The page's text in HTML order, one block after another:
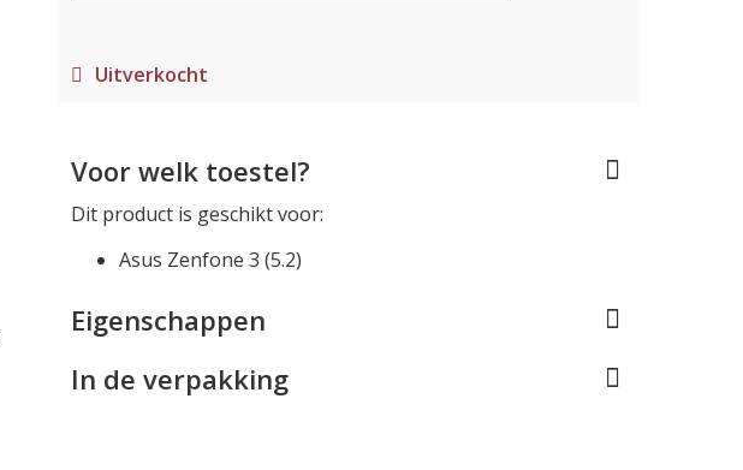
Uitverkocht
Voor welk toestel?
Dit product is geschikt voor:
Asus Zenfone 3 (5.2)
Eigenschappen
In de verpakking